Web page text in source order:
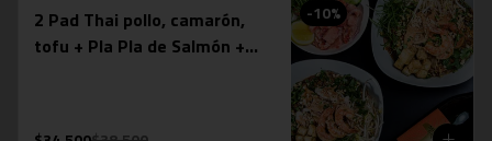
-10%
2 Pad Thai pollo, camarón,
tofu + Pla Pla de Salmón +